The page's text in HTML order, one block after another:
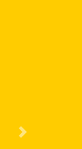
Next